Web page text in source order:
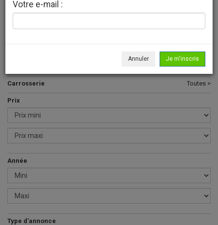
> Rechercher un véhicule
Vertical Eight >
Carrosserie Toutes >
Prix
Année
Type d'annonce
Votre e-mail :
Annuler Je m'inscris